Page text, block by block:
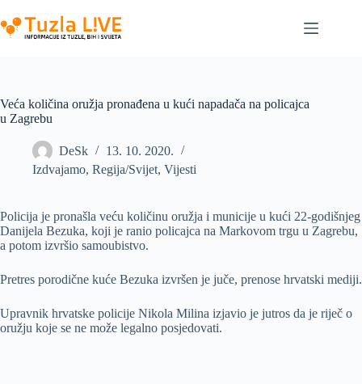
to
content
Veća količina oružja pronađena u kući napadača na policajca
u Zagrebu
DeSk
13. 10. 2020.
Izdvajamo, Regija/Svijet, Vijesti
Policija je pronašla veću količinu oružja i municije u kući 22-godišnjeg
Danijela Bezuka, koji je ranio policajca na Markovom trgu u Zagrebu,
a potom izvršio samoubistvo.
Pretres porodične kuće Bezuka izvršen je juče, prenose hrvatski mediji.
Upravnik hrvatske policije Nikola Milina izjavio je jutros da je riječ o
oružju koje se ne može legalno posjedovati.